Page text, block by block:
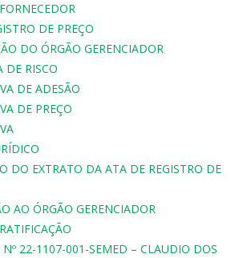
DE PREÇO
DO ÓRGÃO GERENCIADOR
DE RISCO
DE ADESÃO
DE PREÇO
DO EXTRATO DA ATA DE REGISTRO DE
AO ÓRGÃO GERENCIADOR
22-1107-001-SEMED – CLAUDIO DOS